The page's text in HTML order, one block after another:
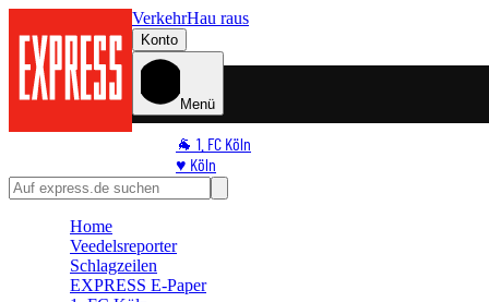
VerkehrHau raus
Konto
Menü
🐐 1. FC Köln
♥️ Köln
⭐ Promi
🛒 Shoppingwelt
Home
Veedelsreporter
Schlagzeilen
EXPRESS E-Paper